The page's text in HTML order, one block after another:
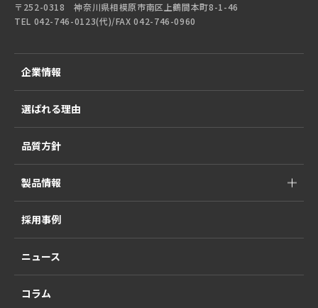
〒252-0318 神奈川県相模原市南区上鶴間本町8-1-46
TEL 042-746-0123(代)/FAX 042-746-0960
企業情報
選ばれる理由
品質方針
製品情報
採用事例
ニュース
コラム